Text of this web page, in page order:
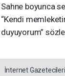
Sahne boyunca
“Kendi
duyuyorum”
İnternet